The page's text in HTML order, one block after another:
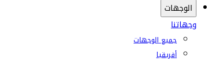
الوجهات
وجهاتنا
جميع الوجهات
أفريقيا